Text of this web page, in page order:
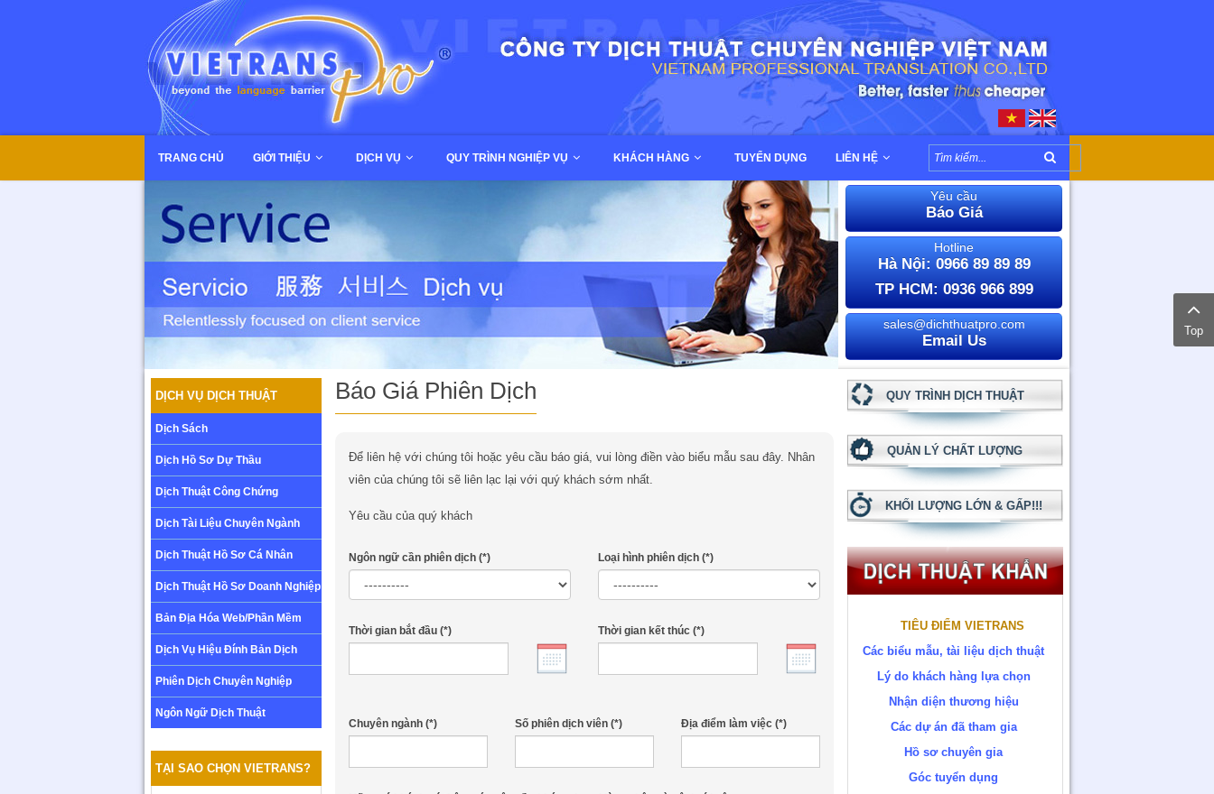
TRANG CHỦ GIỚI THIỆU DỊCH VỤ QUY TRÌNH NGHIỆP VỤ KHÁCH HÀNG TUYỂN DỤNG LIÊN HỆ
Yêu cầu
Báo Giá
Hotline
Hà Nội: 0966 89 89 89
TP HCM: 0936 966 899
sales@dichthuatpro.com
Email Us
DỊCH VỤ DỊCH THUẬT
Dịch Sách
Dịch Hồ Sơ Dự Thầu
Dịch Thuật Công Chứng
Dịch Tài Liệu Chuyên Ngành
Dịch Thuật Hồ Sơ Cá Nhân
Dịch Thuật Hồ Sơ Doanh Nghiệp
Bản Địa Hóa Web/Phần Mềm
Dịch Vụ Hiệu Đính Bản Dịch
Phiên Dịch Chuyên Nghiệp
Ngôn Ngữ Dịch Thuật
TẠI SAO CHỌN VIETRANS?
Báo Giá Phiên Dịch
Để liên hệ với chúng tôi hoặc yêu cầu báo giá, vui lòng điền vào biểu mẫu sau đây. Nhân
viên của chúng tôi sẽ liên lạc lại với quý khách sớm nhất.
Yêu cầu của quý khách
Ngôn ngữ cần phiên dịch (*) Loại hình phiên dịch (*)
Thời gian bắt đầu (*) Thời gian kết thúc (*)
Chuyên ngành (*) Số phiên dịch viên (*) Địa điểm làm việc (*)
QUY TRÌNH DỊCH THUẬT
QUẢN LÝ CHẤT LƯỢNG
KHỐI LƯỢNG LỚN & GẤP!!!
TIÊU ĐIỂM VIETRANS
Các biểu mẫu, tài liệu dịch thuật
Lý do khách hàng lựa chọn
Nhận diện thương hiệu
Các dự án đã tham gia
Hồ sơ chuyên gia
Góc tuyển dụng
Top